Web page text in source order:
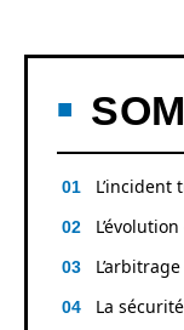
L’incident
La